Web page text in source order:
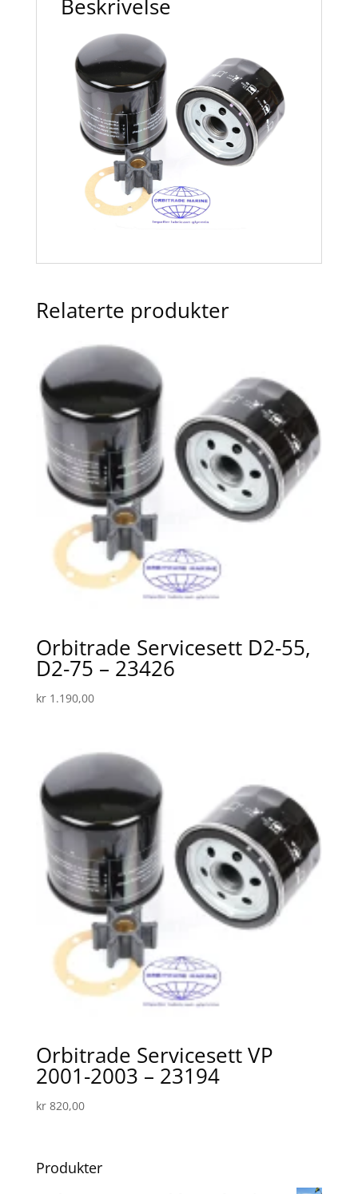
antallBeskrivelse
Relaterte produkter
Orbitrade Servicesett D2-55,
D2-75 – 23426
kr1.190,00
Orbitrade Servicesett VP
2001-2003 – 23194
kr820,00
Produkter